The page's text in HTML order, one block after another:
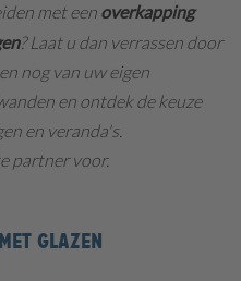
met een overkapping
? Laat u dan verrassen door
nog van uw eigen
en ontdek de keuze
en veranda's.
partner voor.
GLAZEN